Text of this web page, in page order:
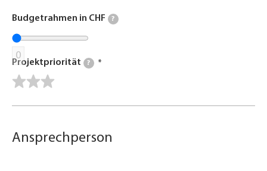
Budgetrahmen in CHF ?
0
Projektpriorität ?
Ansprechperson